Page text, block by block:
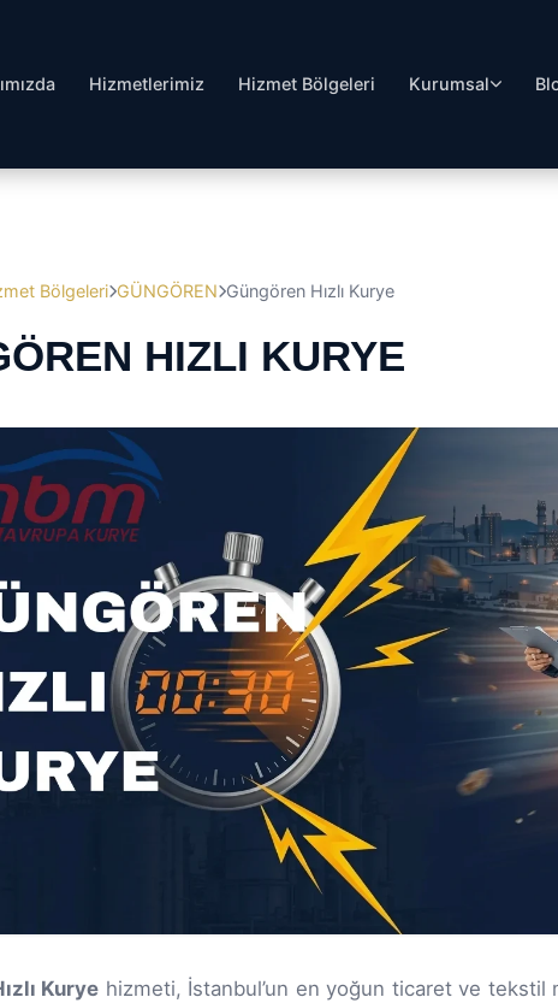
Hizmetlerimiz Hizmet Bölgeleri Kurumsal
Bölgeleri GÜNGÖREN Güngören Hızlı Kurye
HIZLI KURYE
Kurye hizmeti, İstanbul’un en yoğun ticaret ve